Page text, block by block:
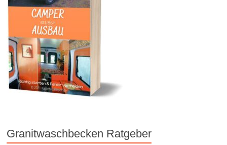
Granitwaschbecken Ratgeber